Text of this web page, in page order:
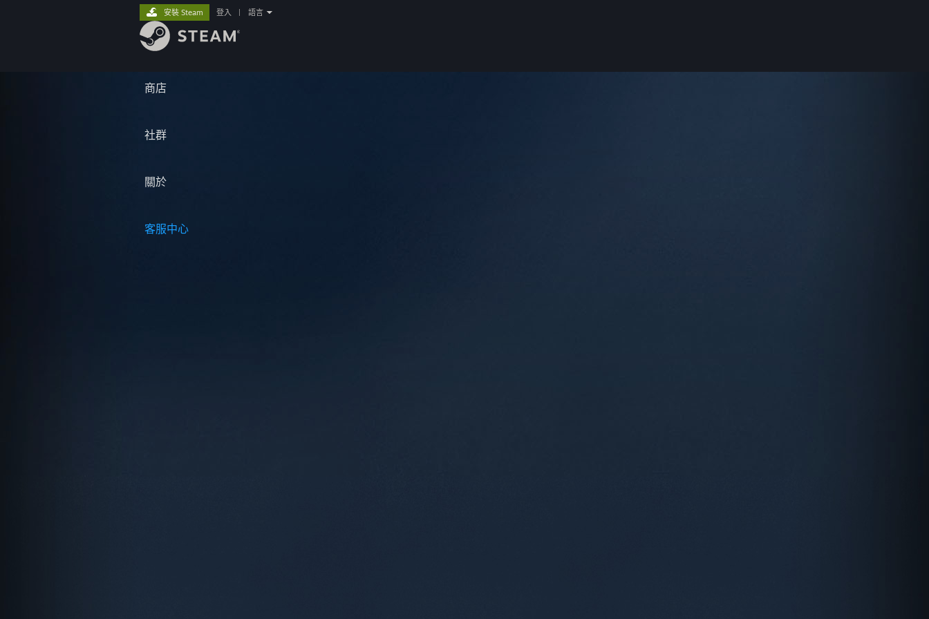
商店
社群
關於
客服中心
安裝 Steam 登入 語言